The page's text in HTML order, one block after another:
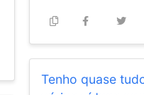
Tenho quase